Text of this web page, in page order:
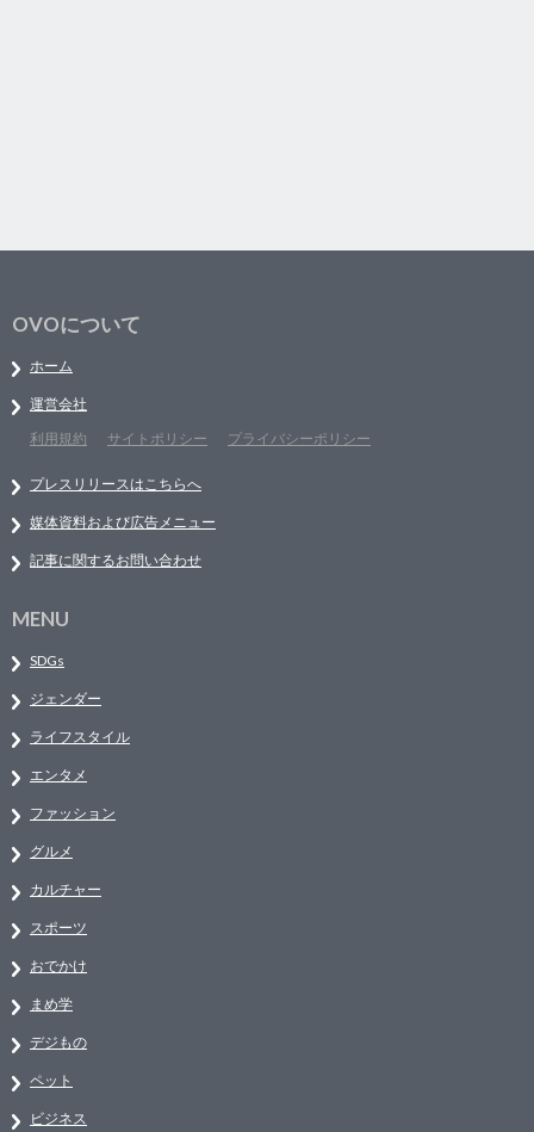
OVOについて
ホーム
運営会社
利用規約
サイトポリシー プライバシーポリシー
プレスリリースはこちらへ
媒体資料および広告メニュー
記事に関するお問い合わせ
MENU
SDGs
ジェンダー
ライフスタイル
エンタメ
ファッション
グルメ
カルチャー
スポーツ
おでかけ
まめ学
デジもの
ペット
ビジネス